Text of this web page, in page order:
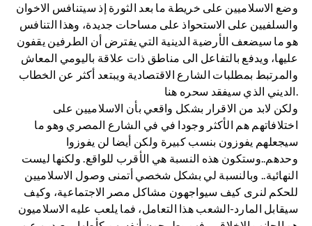
وضع الاسلاميين على خريطة ما بعد الثورة إذ سيتنافس الاخوان
والسلفيين على الاستحواذ على مساحات جديدة، وهذا التنافس
هو ما سيضعف الأرضية الدينية التي يفترض أن الطرفين يقفون
عليها، ويدفع بالتفاعل الى مناطق ذات علاقة باليومي المعاش
والمرتبط بمطلبات الشارع الاقتصادية ويبتعد أكثر عن الخطاب
الديني الذي سيفقد سحره هنا.
ولكن لابد من الاقرار بشكل واقعي بأن الاسلاميين على
اختلافاتهم هم الأكثر وجودا في في الشارع المصري وهو ما
سيجعلهم يفوزون بنسب كبيرة ولكن أيضا لن يفوزوا
وحدهم..وستكون هذه النسبة هي الأقرب للواقع. ولكنها ليست
النهائية.. وبالنسبة لي بشكل شخصي أتمنى وصول الاسلاميين
للحكم لنرى كيف سيواجهون مشاكل مصر الاجتماعية، وكيف
سيقابل المارد-الشعب هذا التعامل، فما يلعب عليه الاسلاميون